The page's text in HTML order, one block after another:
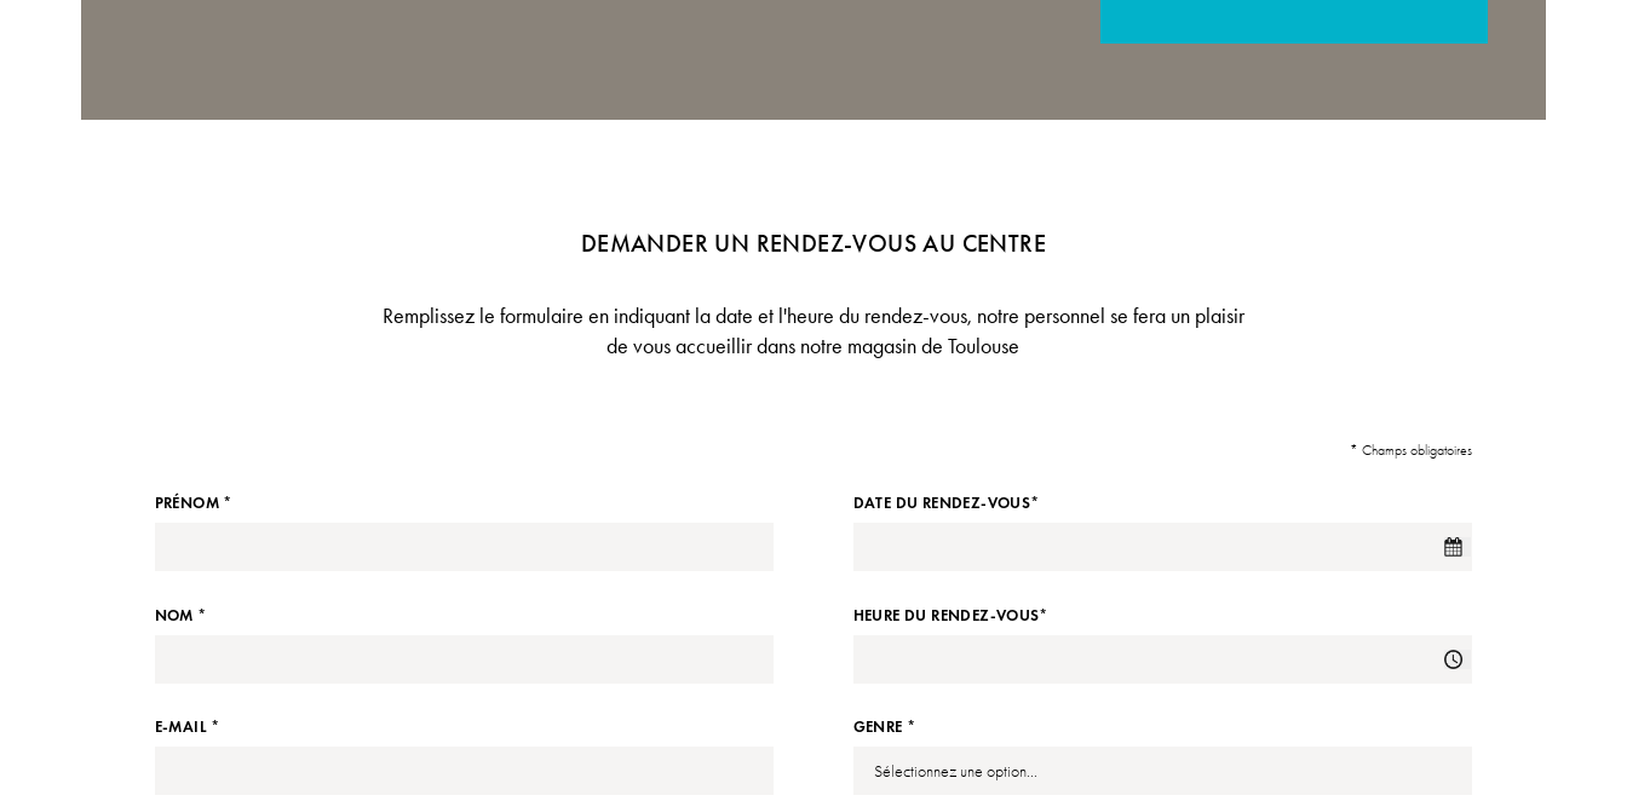
DEMANDER UN RENDEZ-VOUS AU CENTRE
Remplissez le formulaire en indiquant la date et l'heure du rendez-vous, notre personnel se fera un plaisir
de vous accueillir dans notre magasin de Toulouse
* Champs obligatoires
PRÉNOM *
NOM *
E-MAIL *
DATE DU RENDEZ-VOUS*
HEURE DU RENDEZ-VOUS*
GENRE *